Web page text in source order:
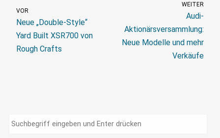
VOR
Neue „Double-Style“
Yard Built XSR700 von
Rough Crafts
WEITER
Audi-
Aktionärsversammlung:
Neue Modelle und mehr
Verkäufe